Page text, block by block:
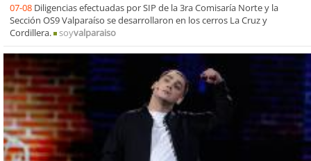
07-08 Diligencias efectuadas por SIP de la 3ra Comisaría Norte y la
Sección OS9 Valparaíso se desarrollaron en los cerros La Cruz y
Cordillera.
soyvalparaiso